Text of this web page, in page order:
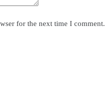
for the next time I comment.